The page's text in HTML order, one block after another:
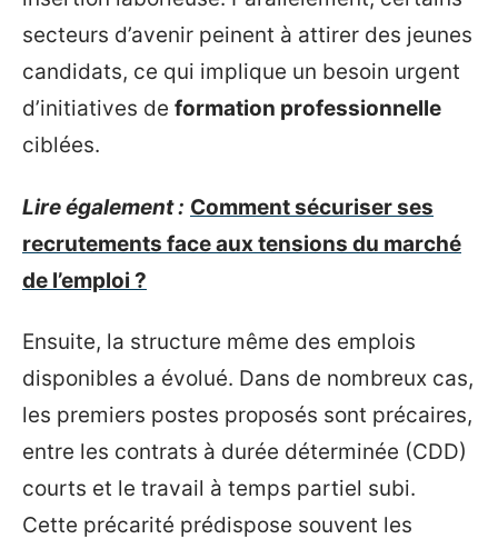
secteurs d’avenir peinent à attirer des jeunes
candidats, ce qui implique un besoin urgent
d’initiatives de formation professionnelle
ciblées.
Lire également : Comment sécuriser ses
recrutements face aux tensions du marché
de l’emploi ?
Ensuite, la structure même des emplois
disponibles a évolué. Dans de nombreux cas,
les premiers postes proposés sont précaires,
entre les contrats à durée déterminée (CDD)
courts et le travail à temps partiel subi.
Cette précarité prédispose souvent les